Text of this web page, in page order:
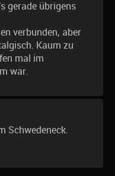
gerade übrigens
verbunden, aber
Kaum zu
mal im
war.
Schwedeneck.